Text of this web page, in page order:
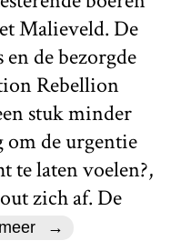
Malieveld. De
de bezorgde
Rebellion
stuk minder
om de urgentie
te laten voelen?,
zich af. De